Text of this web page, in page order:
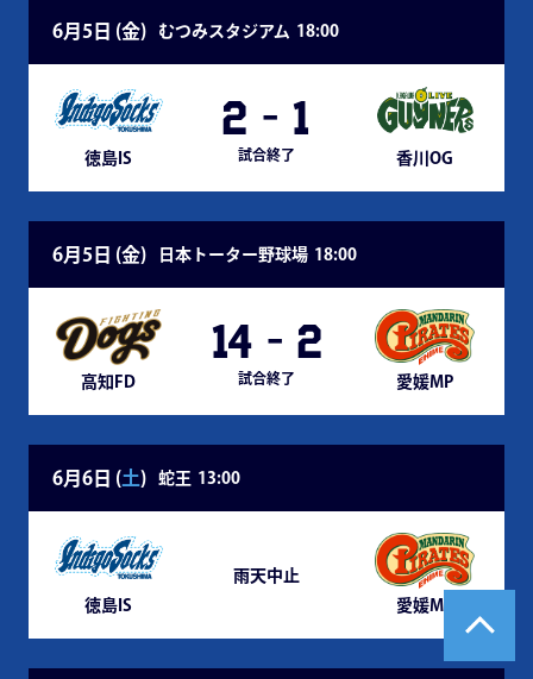
6月5日 (金) むつみスタジアム 18:00
徳島IS
2 - 1
試合終了 香川OG
6月5日 (金) 日本トーター野球場 18:00
高知FD
14 - 2
試合終了 愛媛MP
6月6日 (土) 蛇王 13:00
徳島IS
雨天中止
愛媛MP